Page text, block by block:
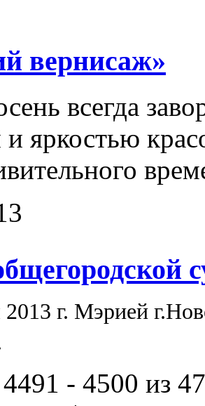
вернисаж»
всегда
и яркостью
2013 г. Мэрией
- 4500 из